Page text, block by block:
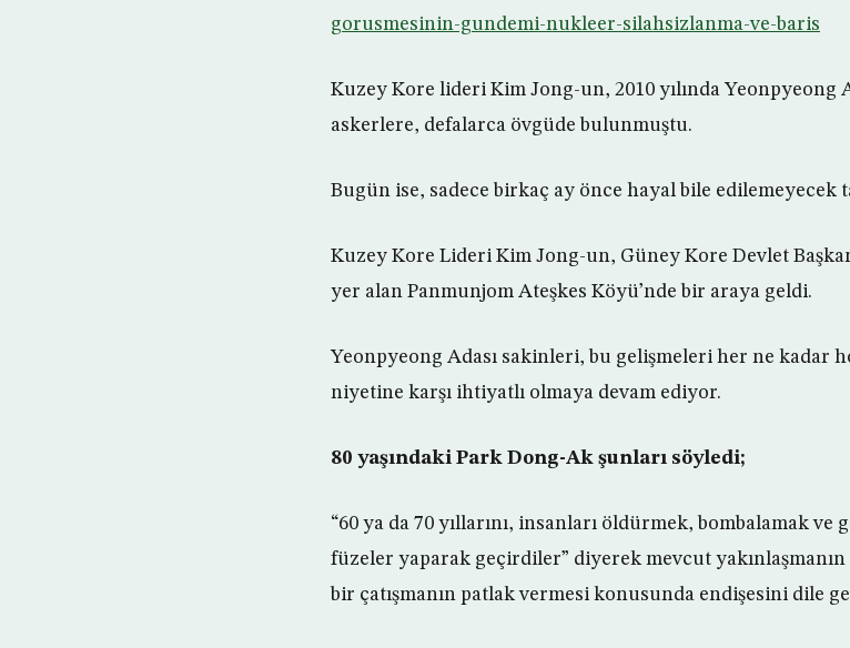
gorusmesinin-gundemi-nukleer-silahsizlanma-ve-baris
Kuzey Kore lideri Kim Jong-un, 2010 yılında Yeonpyeong
askerlere, defalarca övgüde bulunmuştu.
Bugün ise, sadece birkaç ay önce hayal bile
Kuzey Kore Lideri Kim Jong-un, Güney Kore Devlet
yer alan Panmunjom Ateşkes Köyü’nde bir araya geldi.
Yeonpyeong Adası sakinleri, bu gelişmeleri her ne kadar
niyetine karşı ihtiyatlı olmaya devam ediyor.
80 yaşındaki Park Dong-Ak şunları söyledi;
“60 ya da 70 yıllarını, insanları öldürmek, bombalamak
füzeler yaparak geçirdiler” diyerek mevcut
bir çatışmanın patlak vermesi konusunda endişesini dile